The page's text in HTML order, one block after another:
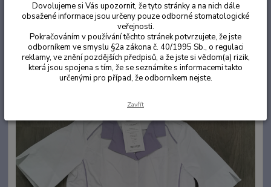
Halena/košile dámská L bílá
Dovolujeme si Vás upozornit, že tyto stránky a na nich dále
obsažené informace jsou určeny pouze odborné stomatologické
veřejnosti.
Pokračováním v používání těchto stránek potvrzujete, že jste
odborníkem ve smyslu §2a zákona č. 40/1995 Sb., o regulaci
reklamy, ve znění pozdějších předpisů, a že jste si vědom(a) rizik,
která jsou spojena s tím, že se seznámíte s informacemi takto
určenými pro případ, že odborníkem nejste.
Zavřít